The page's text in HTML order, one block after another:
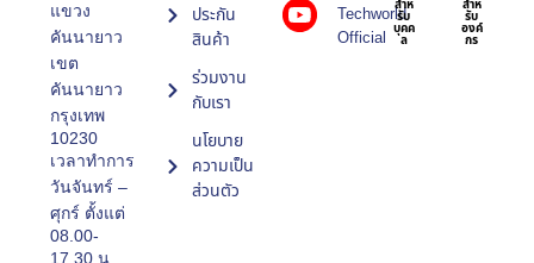
แขวง
คันนายาว
เขต
คันนายาว
กรุงเทพ
10230
เวลาทำการ
วันจันทร์ –
ศุกร์ ตั้งแต่
08.00-
17.30 น.
ประกัน
สินค้า
ร่วมงาน
กับเรา
นโยบาย
ความเป็น
ส่วนตัว
Techworld
Official
สำห
รับ
บุคค
ล
สำห
รับ
องค์
กร